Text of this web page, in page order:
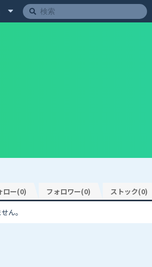
ロー(0) フォロワー(0) ストック(0)
ん。